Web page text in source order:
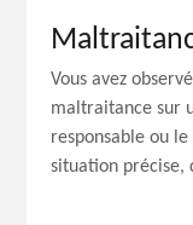
Vous avez
maltraitance sur
responsable ou
situation précise,